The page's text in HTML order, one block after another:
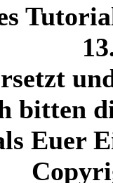
bitten
Euer